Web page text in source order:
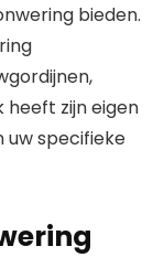
bieden.
heeft zijn eigen
uw specifieke